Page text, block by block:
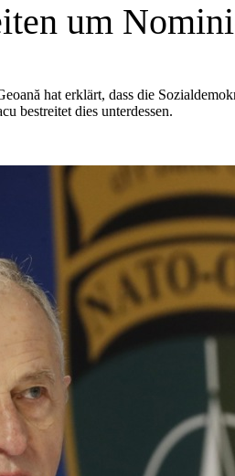
um
hat erklärt, dass die
bestreitet dies unterdessen.